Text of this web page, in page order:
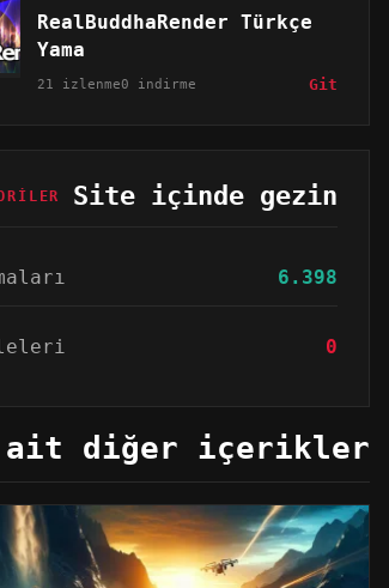
RealBuddhaRender Türkçe
Yama
21 izlenme0 indirme Git
Site içinde gezin
6.398
0
ait diğer içerikler